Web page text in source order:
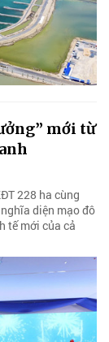
mới từ
228 ha cùng
diện mạo đô
tế mới của cả